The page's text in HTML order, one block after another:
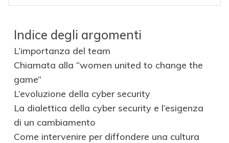
Indice degli argomenti
L’importanza del team
Chiamata alla “women united to change the
game”
L’evoluzione della cyber security
La dialettica della cyber security e l’esigenza
di un cambiamento
Come intervenire per diffondere una cultura